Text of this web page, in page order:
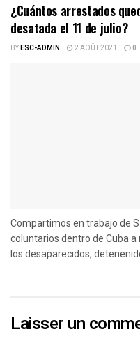
¿Cuántos arrestados
desatada el 11 de julio?
BYESC-ADMIN 2 AOÛT 2021 0
Compartimos en trabajo de
coluntarios dentro de Cuba
los desaparecidos,
Laisser un